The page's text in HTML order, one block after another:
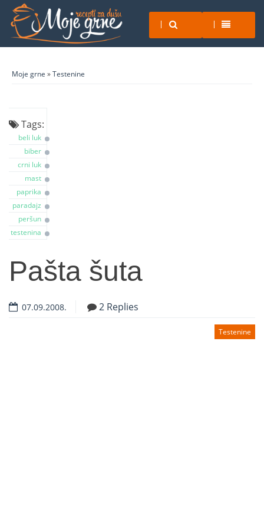
Moje grne »Testenine
Tags:
beli luk
biber
crni luk
mast
paprika
paradajz
peršun
testenina
Pašta šuta
07.09.2008. 2 Replies
Testenine